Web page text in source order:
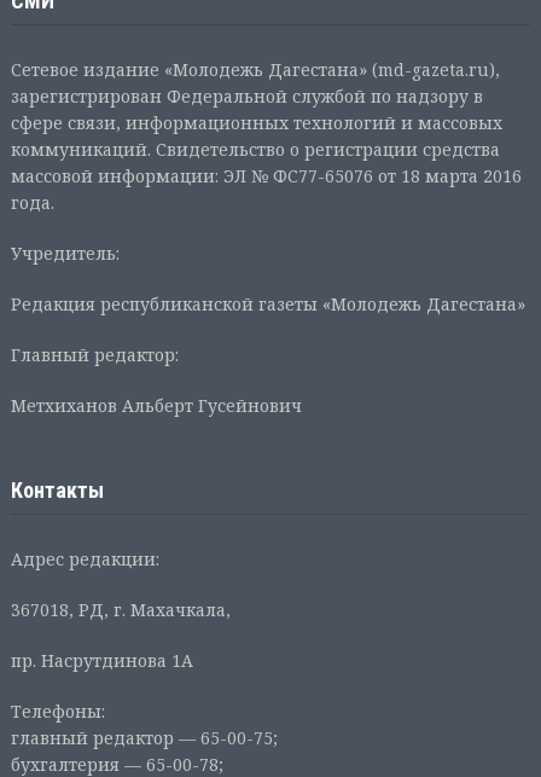
Сетевое издание «Молодежь Дагестана» (md-gazeta.ru),
зарегистрирован Федеральной службой по надзору в
сфере связи, информационных технологий и массовых
коммуникаций. Свидетельство о регистрации средства
массовой информации: ЭЛ № ФС77-65076 от 18 марта 2016
года.
Учредитель:
Редакция республиканской газеты «Молодежь Дагестана»
Главный редактор:
Метхиханов Альберт Гусейнович
Контакты
Адрес редакции:
367018, РД, г. Махачкала,
пр. Насрутдинова 1А
Телефоны:
главный редактор — 65-00-75;
бухгалтерия — 65-00-78;